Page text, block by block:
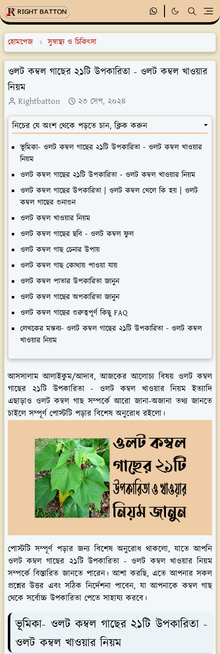
হোমপেজ সুস্বাস্থ্য ও চিকিৎসা
ওলট কম্বল গাছের ২১টি উপকারিতা - ওলট কম্বল খাওয়ার
নিয়ম
Rightbatton ২৩ সেপ, ২০২৪
নিচের যে অংশ থেকে পড়তে চান, ক্লিক করুন
ভূমিকা- ওলট কম্বল গাছের ২১টি উপকারিতা - ওলট কম্বল খাওয়ার
নিয়ম
ওলট কম্বল গাছের ২১টি উপকারিতা - ওলট কম্বল খাওয়ার নিয়ম
ওলট কম্বল গাছের উপকারিতা | ওলট কম্বল খেলে কি হয় | ওলট
কম্বল গাছের গুনাগুন
ওলট কম্বল খাওয়ার নিয়ম
ওলট কম্বল গাছের ছবি - ওলট কম্বল ফুল
ওলট কম্বল গাছ চেনার উপায়
ওলট কম্বল গাছ কোথায় পাওয়া যায়
ওলট কম্বল পাতার উপকারিতা জানুন
ওলট কম্বল গাছের অপকারিতা জানুন
ওলট কম্বল গাছের গুরুত্বপূর্ণ কিছু FAQ
লেখকের মন্তব্য- ওলট কম্বল গাছের ২১টি উপকারিতা - ওলট কম্বল
খাওয়ার নিয়ম
আসসালাম আলাইকুম/আদাব, আজকের আলোচ্য বিষয় ওলট কম্বল
গাছের ২১টি উপকারিতা - ওলট কম্বল খাওয়ার নিয়ম ইত্যাদি
এছাড়াও ওলট কম্বল গাছ সম্পর্কে আরো জানা-অজানা তথ্য জানতে
চাইলে সম্পূর্ণ পোস্টটি পড়ার বিশেষ অনুরোধ রইলো।
পোস্টটি সম্পূর্ণ পড়ার জন্য বিশেষ অনুরোধ থাকলো, যাতে আপনি
ওলট কম্বল গাছের ২১টি উপকারিতা - ওলট কম্বল খাওয়ার নিয়ম
সম্পর্কে বিস্তারিত জানতে পারেন। আশা করছি, এতে আপনার সকল
প্রশ্নের উত্তর এবং সঠিক নির্দেশনা পাবেন, যা আপনাকে কম্বল গাছ
থেকে সর্বোচ্চ উপকারিতা পেতে সাহায্য করবে।
ভূমিকা- ওলট কম্বল গাছের ২১টি উপকারিতা -
ওলট কম্বল খাওয়ার নিয়ম